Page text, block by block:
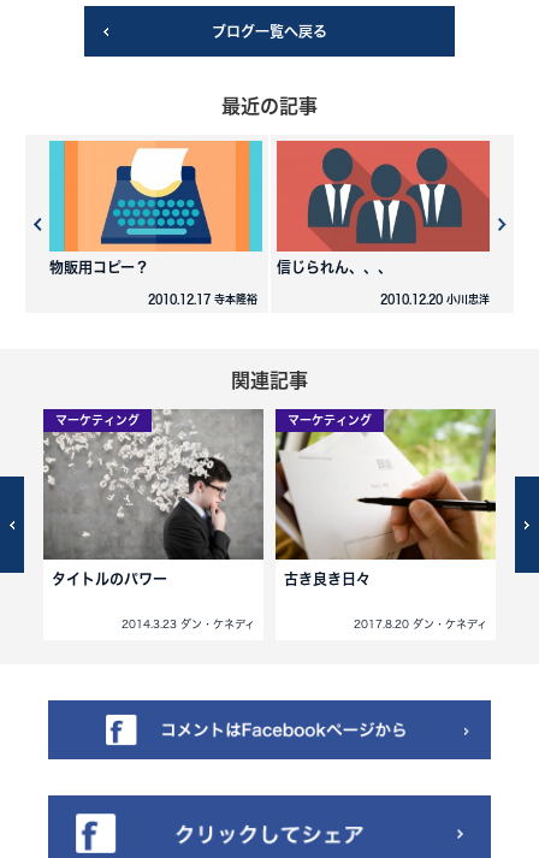
ブログ一覧へ戻る
最近の記事
物販用コピー？
2010.12.17 寺本隆裕
信じられん、、、
2010.12.20 小川忠洋
関連記事
マーケティング
タイトルのパワー
2014.3.23 ダン・ケネディ
マーケティング
古き良き日々
2017.8.20 ダン・ケネディ